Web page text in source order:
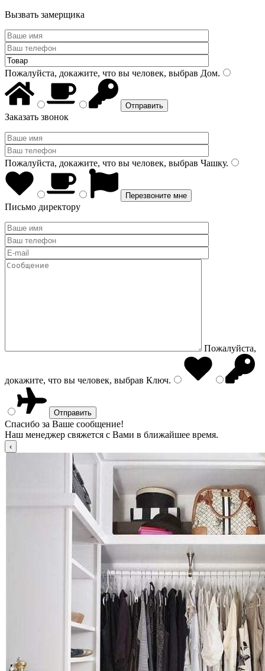
Вызвать замерщика
Пожалуйста, докажите, что вы человек, выбрав Дом.
Заказать звонок
Пожалуйста, докажите, что вы человек, выбрав Чашку.
Письмо директору
Пожалуйста,
докажите, что вы человек, выбрав Ключ.
Спасибо за Ваше сообщение!
Наш менеджер свяжется с Вами в ближайшее время.